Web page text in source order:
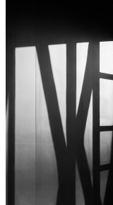
entreprises et
construction
les dossiers
livraison ou
Notre
enlitige de la
l’urbanisme
maîtres
générales et